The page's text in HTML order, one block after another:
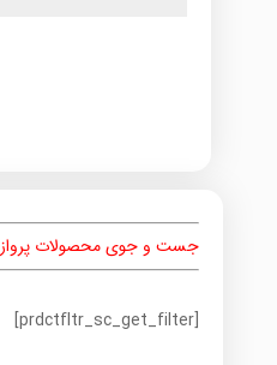
جست و جوی محصولات پرواز
[prdctfltr_sc_get_filter]